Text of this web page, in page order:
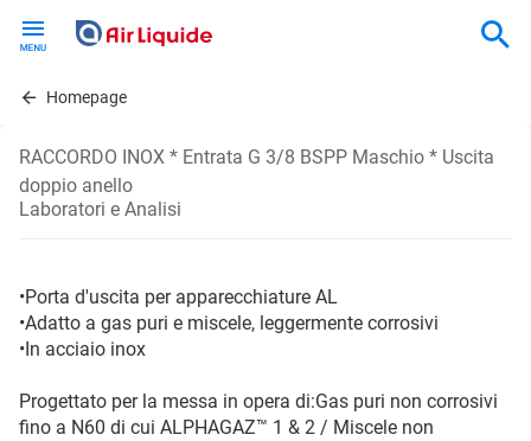
contentHomepage
RACCORDO INOX * Entrata G 3/8 BSPP Maschio * Uscita
doppio anello
Laboratori e Analisi
•Porta d'uscita per apparecchiature AL
•Adatto a gas puri e miscele, leggermente corrosivi
•In acciaio inox
Progettato per la messa in opera di:Gas puri non corrosivi
fino a N60 di cui ALPHAGAZ™ 1 & 2 / Miscele non